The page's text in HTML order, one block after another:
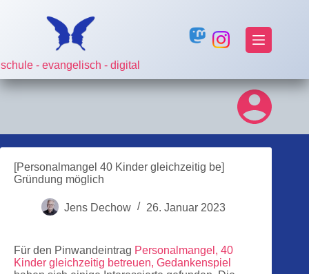
schule - evangelisch - digital
[Personalmangel 40 Kinder gleichzeitig be]
Gründung möglich
Jens Dechow 26. Januar 2023
Für den Pinwandeintrag Personalmangel, 40
Kinder gleichzeitig betreuen, Gedankenspiel